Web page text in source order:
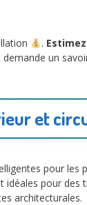
.
un
et
pour les
pour
architecturales.